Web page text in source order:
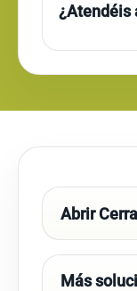
¿Atendéis
Abrir
Más